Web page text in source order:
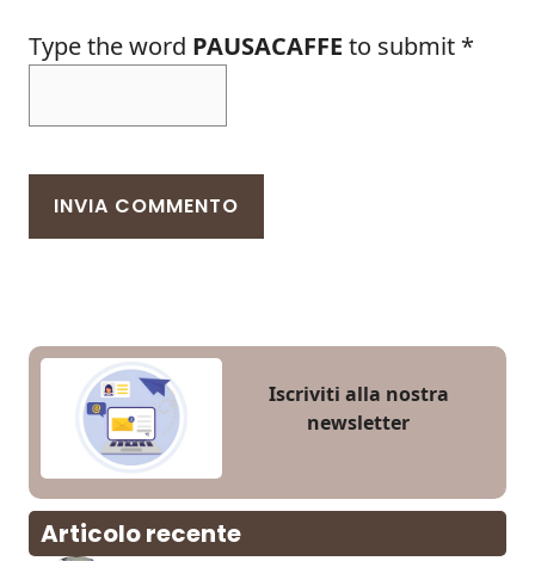
Type the word PAUSACAFFE to submit *
Iscriviti alla nostra
newsletter
Articolo recente